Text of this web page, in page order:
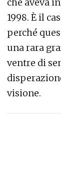
1998. È il
perché
una rara
ventre di
visione.